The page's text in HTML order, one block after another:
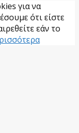
για να
ότι είστε
εάν το